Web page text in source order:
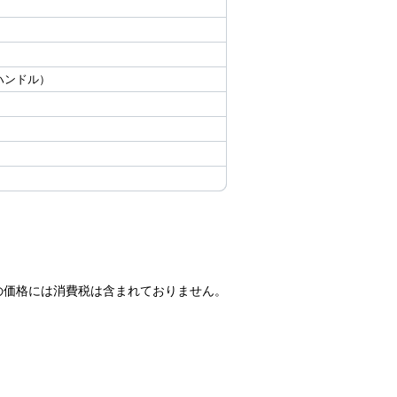
ドル）
格には消費税は含まれておりません。